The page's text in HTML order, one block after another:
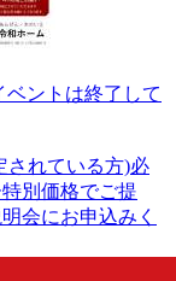
ベントは終了して
されている方)必
別価格でご提
会にお申込みく